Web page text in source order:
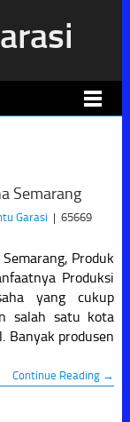
Semarang
Garasi | 65669
Produk
Produksi
yang cukup
salah satu kota
Banyak produsen
Continue Reading →